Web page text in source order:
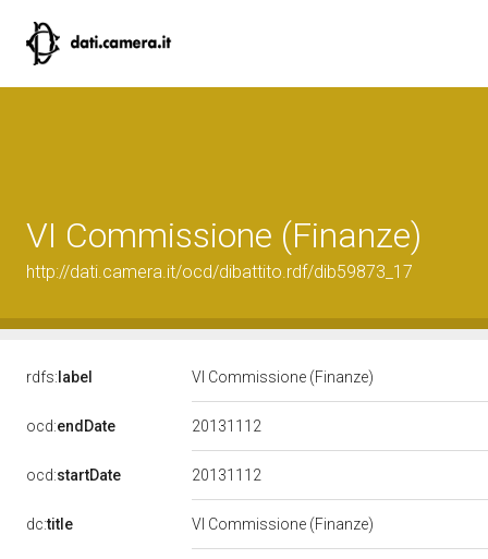
VI Commissione (Finanze)
http://dati.camera.it/ocd/dibattito.rdf/dib59873_17
rdfs: label VI Commissione (Finanze)
ocd:endDate 20131112
ocd:startDate 20131112
dc:title VI Commissione (Finanze)